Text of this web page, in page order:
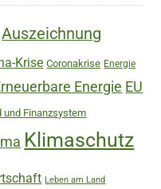
Auszeichnung
Krise Coronakrise Energie
Energie EU
und Finanzsystem
Klimaschutz
Leben am Land